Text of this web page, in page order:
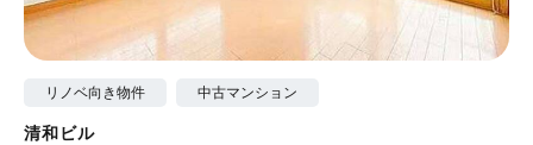
リノベ向き物件 中古マンション
清和ビル